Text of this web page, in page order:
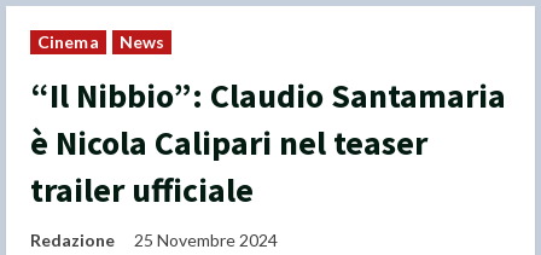
Cinema News
“Il Nibbio”: Claudio Santamaria
è Nicola Calipari nel teaser
trailer ufficiale
Redazione 25 Novembre 2024